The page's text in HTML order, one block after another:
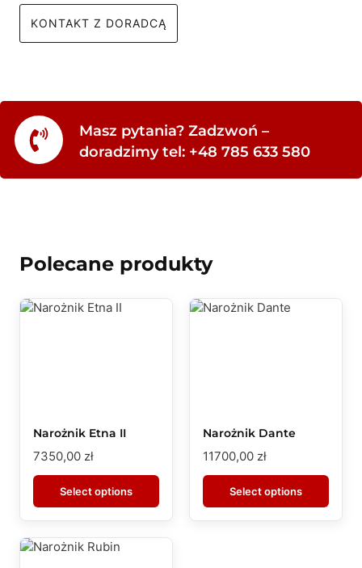
KONTAKT Z DORADCĄ
Masz pytania? Zadzwoń –
doradzimy tel: +48 785 633 580
Polecane produkty
Narożnik Etna II
7350,00 zł
Select options
Narożnik Dante
11700,00 zł
Select options